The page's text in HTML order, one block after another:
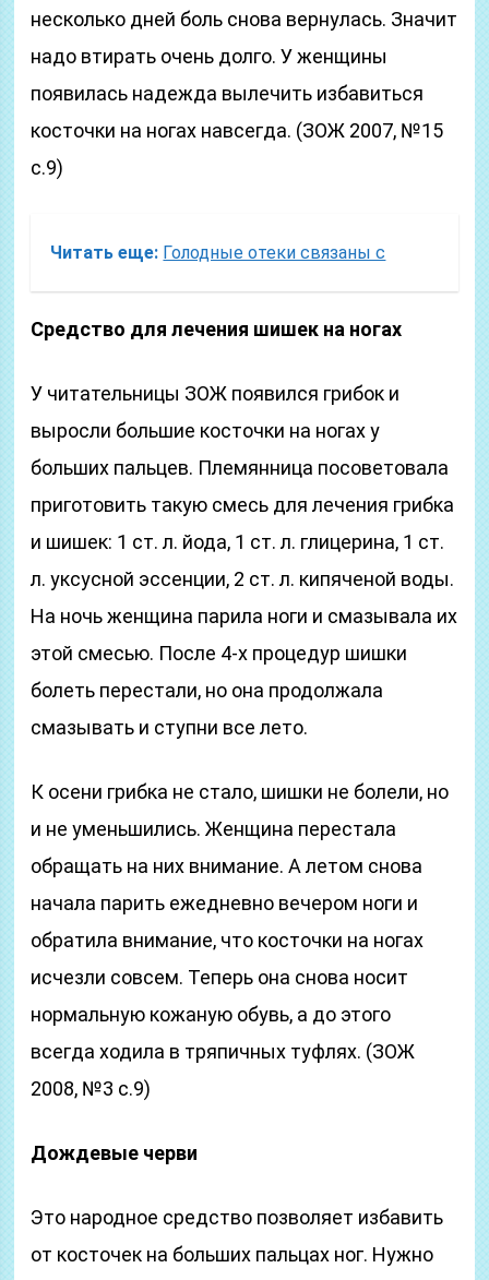
несколько дней боль снова вернулась. Значит
надо втирать очень долго. У женщины
появилась надежда вылечить избавиться
косточки на ногах навсегда. (ЗОЖ 2007, №15
с.9)
Читать еще: Голодные отеки связаны с
Средство для лечения шишек на ногах
У читательницы ЗОЖ появился грибок и
выросли большие косточки на ногах у
больших пальцев. Племянница посоветовала
приготовить такую смесь для лечения грибка
и шишек: 1 ст. л. йода, 1 ст. л. глицерина, 1 ст.
л. уксусной эссенции, 2 ст. л. кипяченой воды.
На ночь женщина парила ноги и смазывала их
этой смесью. После 4-х процедур шишки
болеть перестали, но она продолжала
смазывать и ступни все лето.
К осени грибка не стало, шишки не болели, но
и не уменьшились. Женщина перестала
обращать на них внимание. А летом снова
начала парить ежедневно вечером ноги и
обратила внимание, что косточки на ногах
исчезли совсем. Теперь она снова носит
нормальную кожаную обувь, а до этого
всегда ходила в тряпичных туфлях. (ЗОЖ
2008, №3 с.9)
Дождевые черви
Это народное средство позволяет избавить
от косточек на больших пальцах ног. Нужно